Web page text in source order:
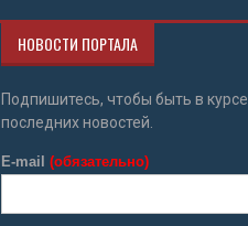
НОВОСТИ ПОРТАЛА
Подпишитесь, чтобы быть в курсе
последних новостей.
E-mail (обязательно)